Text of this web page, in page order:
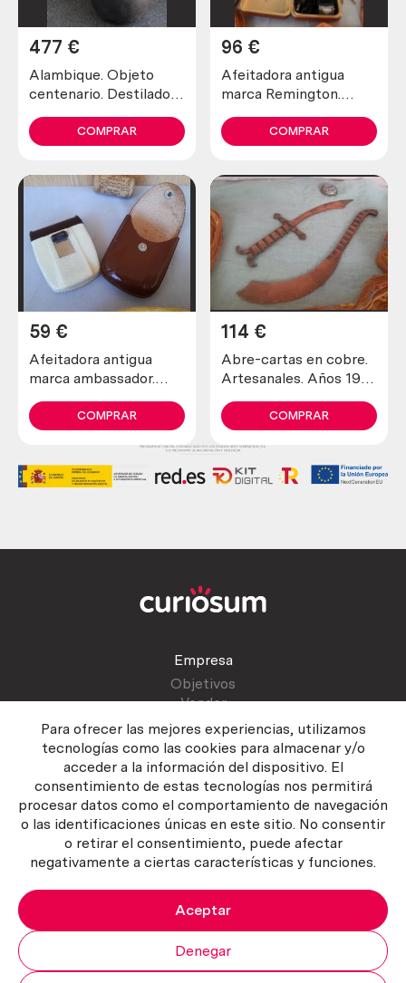
Para ofrecer las mejores experiencias, utilizamos
tecnologías como las cookies para almacenar y/o
acceder a la información del dispositivo. El
consentimiento de estas tecnologías nos permitirá
procesar datos como el comportamiento de navegación
o las identificaciones únicas en este sitio. No consentir
o retirar el consentimiento, puede afectar
negativamente a ciertas características y funciones.
Aceptar
Denegar
Alambique. Objeto
centenario. Destilador
cobre. 80 litros.
477 €
COMPRAR
Afeitadora antigua
marca Remington.
colección
96 €
COMPRAR
Afeitadora antigua
marca ambassador.
colección
59 €
COMPRAR
Abre-cartas en cobre.
Artesanales. Años 1900
letters in copper
114 €
COMPRAR
Empresa
Objetivos
Vender
Atención al cliente
Contactar
Manual del vendedor
Política del servicio
Política de Cookies
Copyright ©2026 Curiosum S.L. Todos los derechos reservados.